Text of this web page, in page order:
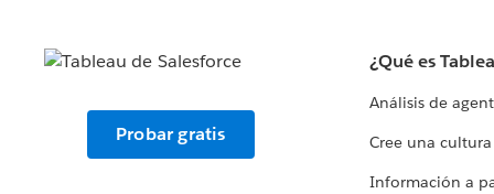
Probar gratis
¿Qué es
Análisis de
Cree una
Información a